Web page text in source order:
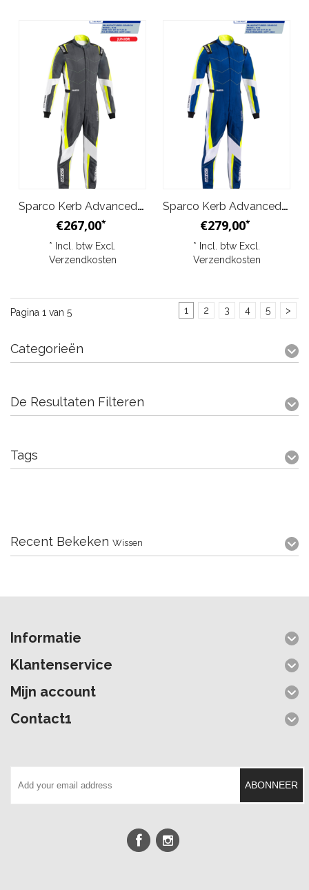
Sparco Kerb Advanced Overall Grijs Geel Junior
€267,00*
* Incl. btw Excl.
Verzendkosten
Sparco Kerb Advanced Overall Blauw Geel
€279,00*
* Incl. btw Excl.
Verzendkosten
Pagina 1 van 5 1 2 3 4 5 >
Categorieën
De Resultaten Filteren
Tags
Recent Bekeken Wissen
Informatie
Klantenservice
Mijn account
Contact1
ABONNEER